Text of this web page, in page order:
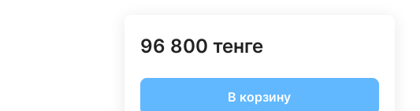
96 800 тенге
В корзину